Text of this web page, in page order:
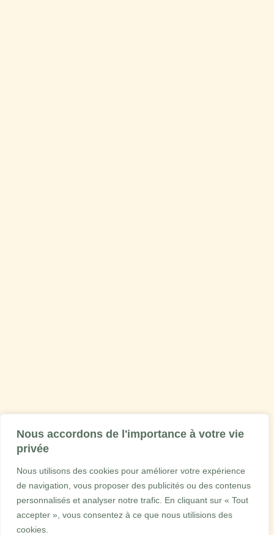
Nous accordons de l'importance à votre vie
privée
Nous utilisons des cookies pour améliorer votre expérience
de navigation, vous proposer des publicités ou des contenus
personnalisés et analyser notre trafic. En cliquant sur « Tout
accepter », vous consentez à ce que nous utilisions des
cookies.